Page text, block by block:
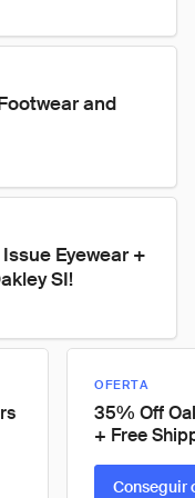
and
Eyewear +
SI!
OFERTA
35% Off
+ Free
Conseguir